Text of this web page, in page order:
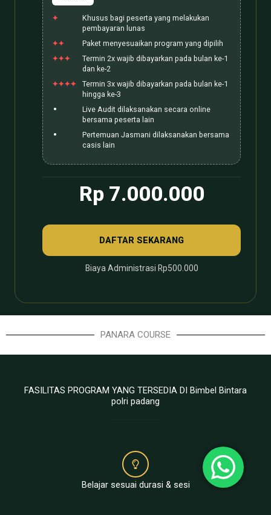
Khusus bagi peserta yang melakukan
pembayaran lunas
Paket menyesuaikan program yang dipilih
Termin 2x wajib dibayarkan pada bulan ke-1
dan ke-2
Termin 3x wajib dibayarkan pada bulan ke-1
hingga ke-3
Live Audit dilaksanakan secara online
bersama peserta lain
Pertemuan Jasmani dilaksanakan bersama
casis lain
Rp 7.000.000
DAFTAR SEKARANG
Biaya Administrasi Rp500.000
PANARA COURSE
FASILITAS PROGRAM YANG TERSEDIA DI Bimbel Bintara
polri padang
Belajar sesuai durasi & sesi